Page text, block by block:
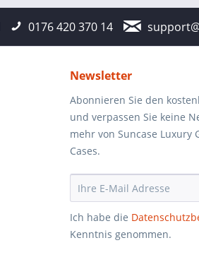
0176 420 370 14
Newsletter
Abonnieren Sie den
und verpassen Sie keine
mehr von Suncase Luxury
Cases.
Ich habe die
Kenntnis genommen.